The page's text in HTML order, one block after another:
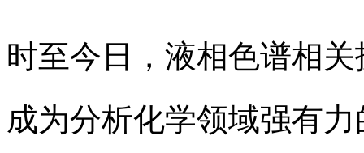
时至今日，液相色谱相
成为分析化学领域强有